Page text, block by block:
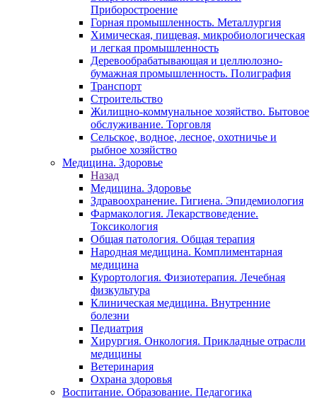
Приборостроение
Горная промышленность. Металлургия
Химическая, пищевая, микробиологическая
и легкая промышленность
Деревообрабатывающая и целлюлозно-
бумажная промышленность. Полиграфия
Транспорт
Строительство
Жилищно-коммунальное хозяйство. Бытовое
обслуживание. Торговля
Сельское, водное, лесное, охотничье и
рыбное хозяйство
Медицина. Здоровье
Назад
Медицина. Здоровье
Здравоохранение. Гигиена. Эпидемиология
Фармакология. Лекарствоведение.
Токсикология
Общая патология. Общая терапия
Народная медицина. Комплиментарная
медицина
Курортология. Физиотерапия. Лечебная
физкультура
Клиническая медицина. Внутренние
болезни
Педиатрия
Хирургия. Онкология. Прикладные отрасли
медицины
Ветеринария
Охрана здоровья
Воспитание. Образование. Педагогика